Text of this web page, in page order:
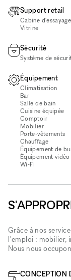
Support retail
Cabine d'essayage
Vitrine
Sécurité
Système de
Équipement
Climatisation
Bar
Salle de bain
Cuisine équipée
Comptoir
Mobilier
Porte-vêtements
Chauffage
Équipement de
Équipement vidéo
Wi‑Fi
Grâce à nos
l'emploi : mobilier,
Nous nous
CONCEPTION